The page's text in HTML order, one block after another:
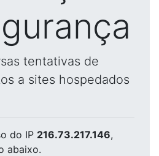
tentativas de
a sites hospedados
do IP 216.73.217.146,
abaixo.